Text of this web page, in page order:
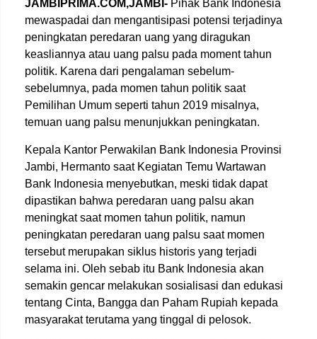
JAMBIPRIMA.COM,JAMBI- Pihak Bank Indonesia
mewaspadai dan mengantisipasi potensi terjadinya
peningkatan peredaran uang yang diragukan
keasliannya atau uang palsu pada moment tahun
politik. Karena dari pengalaman sebelum-
sebelumnya, pada momen tahun politik saat
Pemilihan Umum seperti tahun 2019 misalnya,
temuan uang palsu menunjukkan peningkatan.
Kepala Kantor Perwakilan Bank Indonesia Provinsi
Jambi, Hermanto saat Kegiatan Temu Wartawan
Bank Indonesia menyebutkan, meski tidak dapat
dipastikan bahwa peredaran uang palsu akan
meningkat saat momen tahun politik, namun
peningkatan peredaran uang palsu saat momen
tersebut merupakan siklus historis yang terjadi
selama ini. Oleh sebab itu Bank Indonesia akan
semakin gencar melakukan sosialisasi dan edukasi
tentang Cinta, Bangga dan Paham Rupiah kepada
masyarakat terutama yang tinggal di pelosok.